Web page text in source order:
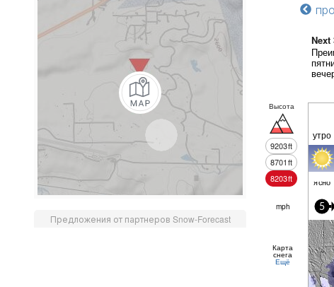
Предложения от партнеров Snow-Forecast
Next
Высота
9203ft
8701ft
8203ft
утро
ясно
mph 5
Карта
снега
Ещё